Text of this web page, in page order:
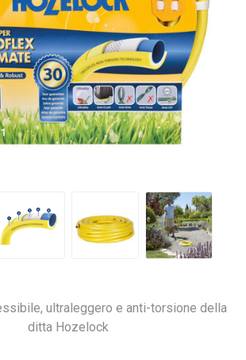
ultraleggero e anti-torsione della
ditta Hozelock